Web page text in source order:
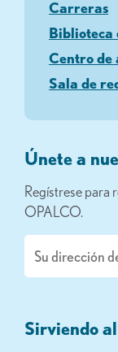
Carreras
Biblioteca
Centro de
Sala de
Únete a
Regístrese para
OPALCO.
electrónico
Sirviendo